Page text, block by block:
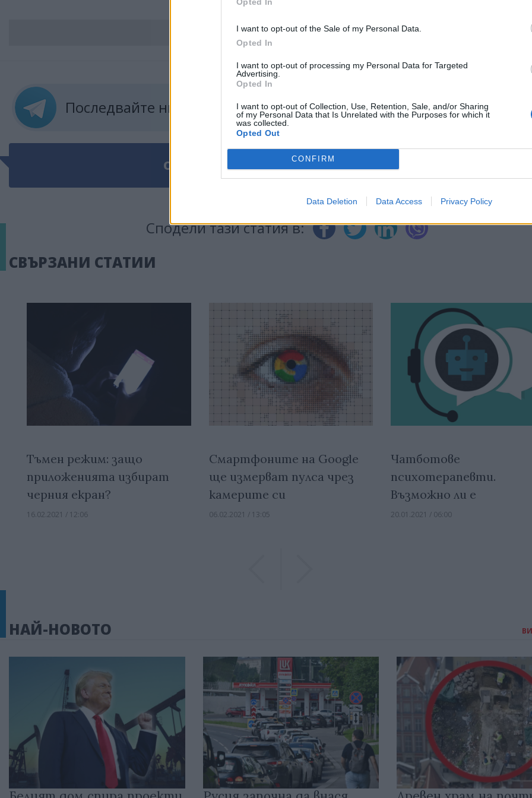
I want to opt-out of the Sale of my Personal Data.
Opted In
I want to opt-out of processing my Personal Data for Targeted
Advertising.
Opted In
I want to opt-out of Collection, Use, Retention, Sale, and/or Sharing
of my Personal Data that Is Unrelated with the Purposes for which it
was collected.
Opted Out
CONFIRM
Data Deletion Data Access Privacy Policy
ВСИЧКИ НОВИНИ »
Последвайте ни в ТЕЛЕГРАМ Последвайте ни във
ОЩЕ ПО ТЕМАТАВЪВ facebook
Сподели тази статия в:
СВЪРЗАНИ СТАТИИ
Тъмен режим: защо
приложенията избират
черния екран?
16.02.2021 / 12:06
Смартфоните на Google
ще измерват пулса чрез
камерите си
06.02.2021 / 13:05
Чатботове
психотерапевти.
Възможно ли е
20.01.2021 / 06:00
НАЙ-НОВОТО